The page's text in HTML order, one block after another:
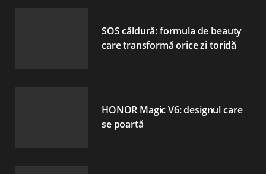
SOS căldură: formula de beauty
care transformă orice zi toridă
HONOR Magic V6: designul care
se poartă